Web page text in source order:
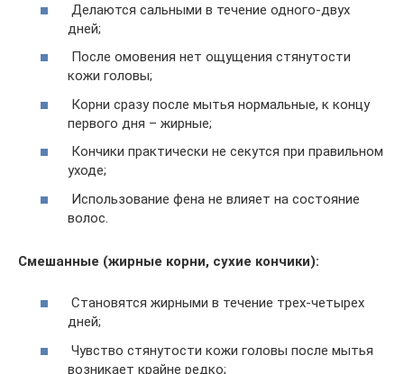
Делаются сальными в течение одного-двух
дней;
После омовения нет ощущения стянутости
кожи головы;
Корни сразу после мытья нормальные, к концу
первого дня – жирные;
Кончики практически не секутся при правильном
уходе;
Использование фена не влияет на состояние
волос.
Смешанные (жирные корни, сухие кончики):
Становятся жирными в течение трех-четырех
дней;
Чувство стянутости кожи головы после мытья
возникает крайне редко;